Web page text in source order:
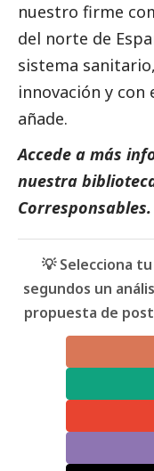
nuestro firme
del norte de
sistema
innovación y con
añade.
Accede a más
nuestra
Corresponsables.
💡 Selecciona
segundos un
propuesta de